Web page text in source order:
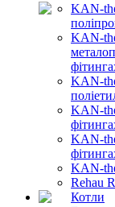
KAN-
KAN-
KAN-
KAN-
KAN-
KAN-
Rehau
Котли